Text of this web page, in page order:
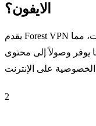
الايفون؟
يقدم Forest VPN أمانًا عاليًا من خلال تشفير قوي للبيانات، مما
يوفر وصولاً إلى محتوى
2